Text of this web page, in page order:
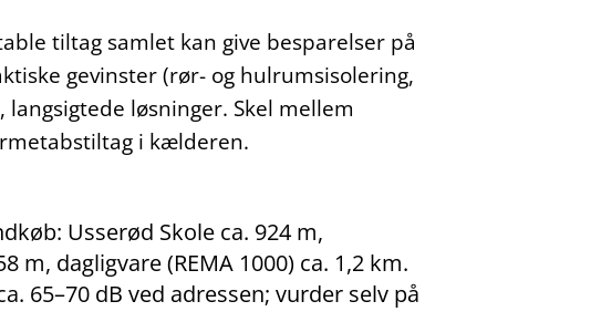
tiltag samlet kan give besparelser på
gevinster (rør- og hulrumsisolering,
løsninger. Skel mellem
i kælderen.
Usserød Skole ca. 924 m,
m, dagligvare (REMA 1000) ca. 1,2 km.
65–70 dB ved adressen; vurder selv på